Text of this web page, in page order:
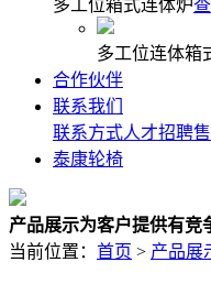
多工位箱式连体炉
多工位连体箱
合作伙伴
联系我们
联系方式人才招聘
泰康轮椅
产品展示为客户提供有竞
当前位置： 首页 > 产品展